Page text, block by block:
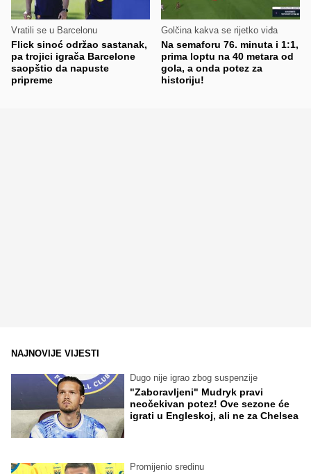
Vratili se u Barcelonu
Flick sinoć održao sastanak,
pa trojici igrača Barcelone
saopštio da napuste
pripreme
Golčina kakva se rijetko viđa
Na semaforu 76. minuta i 1:1,
prima loptu na 40 metara od
gola, a onda potez za
historiju!
NAJNOVIJE VIJESTI
Dugo nije igrao zbog suspenzije
"Zaboravljeni" Mudryk pravi
neočekivan potez! Ove sezone će
igrati u Engleskoj, ali ne za Chelsea
Promijenio sredinu